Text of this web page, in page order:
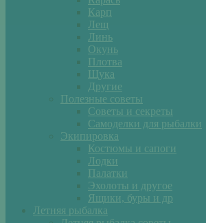
Карп
Лещ
Линь
Окунь
Плотва
Щука
Другие
Полезные советы
Советы и секреты
Самоделки для рыбалки
Экипировка
Костюмы и сапоги
Лодки
Палатки
Эхолоты и другое
Ящики, буры и др
Летняя рыбалка